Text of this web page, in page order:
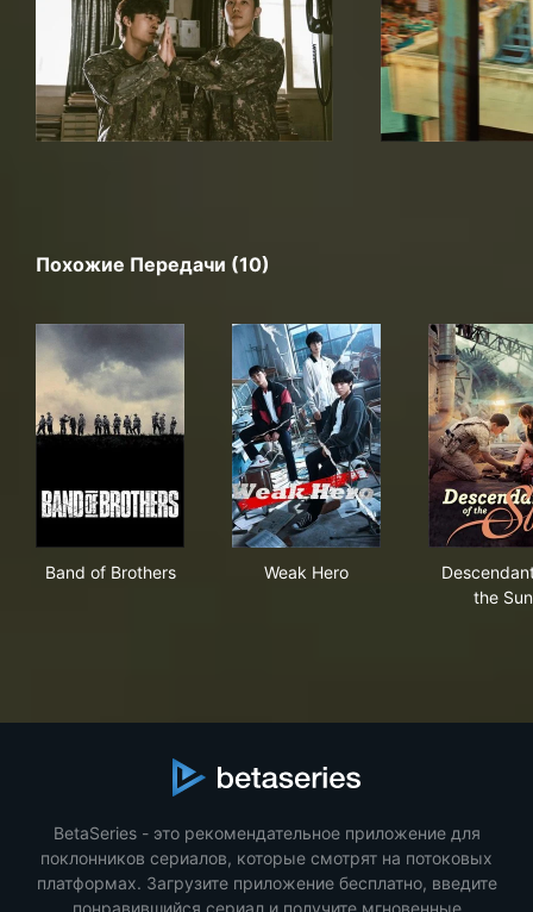
Похожие Передачи (10)
Band of Brothers Weak Hero
the Sun
BetaSeries - это рекомендательное приложение для
поклонников сериалов, которые смотрят на потоковых
платформах. Загрузите приложение бесплатно, введите
понравившийся сериал и получите мгновенные